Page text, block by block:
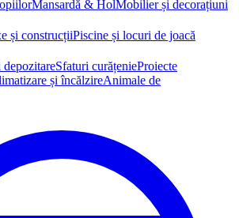
Mansardă & HolMobilier și decorațiuni
și construcțiiPiscine și locuri de joacă
depozitareSfaturi curățenieProiecte
și încălzireAnimale de